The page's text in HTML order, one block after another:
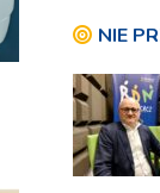
NIE